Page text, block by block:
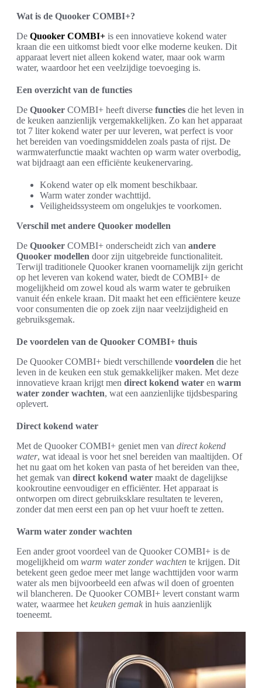
Wat is de Quooker COMBI+?
De Quooker COMBI+ is een innovatieve kokend water
kraan die een uitkomst biedt voor elke moderne keuken. Dit
apparaat levert niet alleen kokend water, maar ook warm
water, waardoor het een veelzijdige toevoeging is.
Een overzicht van de functies
De Quooker COMBI+ heeft diverse functies die het leven in
de keuken aanzienlijk vergemakkelijken. Zo kan het apparaat
tot 7 liter kokend water per uur leveren, wat perfect is voor
het bereiden van voedingsmiddelen zoals pasta of rijst. De
warmwaterfunctie maakt wachten op warm water overbodig,
wat bijdraagt aan een efficiënte keukenervaring.
Kokend water op elk moment beschikbaar.
Warm water zonder wachttijd.
Veiligheidssysteem om ongelukjes te voorkomen.
Verschil met andere Quooker modellen
De Quooker COMBI+ onderscheidt zich van andere
Quooker modellen door zijn uitgebreide functionaliteit.
Terwijl traditionele Quooker kranen voornamelijk zijn gericht
op het leveren van kokend water, biedt de COMBI+ de
mogelijkheid om zowel koud als warm water te gebruiken
vanuit één enkele kraan. Dit maakt het een efficiëntere keuze
voor consumenten die op zoek zijn naar veelzijdigheid en
gebruiksgemak.
De voordelen van de Quooker COMBI+ thuis
De Quooker COMBI+ biedt verschillende voordelen die het
leven in de keuken een stuk gemakkelijker maken. Met deze
innovatieve kraan krijgt men direct kokend water en warm
water zonder wachten, wat een aanzienlijke tijdsbesparing
oplevert.
Direct kokend water
Met de Quooker COMBI+ geniet men van direct kokend
water, wat ideaal is voor het snel bereiden van maaltijden. Of
het nu gaat om het koken van pasta of het bereiden van thee,
het gemak van direct kokend water maakt de dagelijkse
kookroutine eenvoudiger en efficiënter. Het apparaat is
ontworpen om direct gebruiksklare resultaten te leveren,
zonder dat men eerst een pan op het vuur hoeft te zetten.
Warm water zonder wachten
Een ander groot voordeel van de Quooker COMBI+ is de
mogelijkheid om warm water zonder wachten te krijgen. Dit
betekent geen gedoe meer met lange wachttijden voor warm
water als men bijvoorbeeld een afwas wil doen of groenten
wil blancheren. De Quooker COMBI+ levert constant warm
water, waarmee het keuken gemak in huis aanzienlijk
toeneemt.